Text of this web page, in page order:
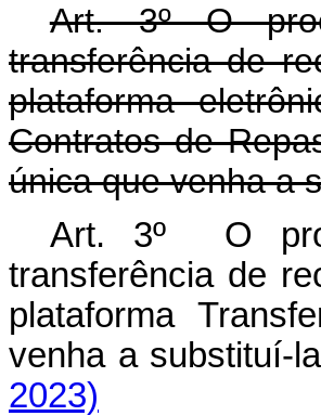
Art. 3º O
transferência de
plataforma
Contratos de
única que venha a
Art. 3º O
transferência de
plataforma
venha a substituí-
2023)